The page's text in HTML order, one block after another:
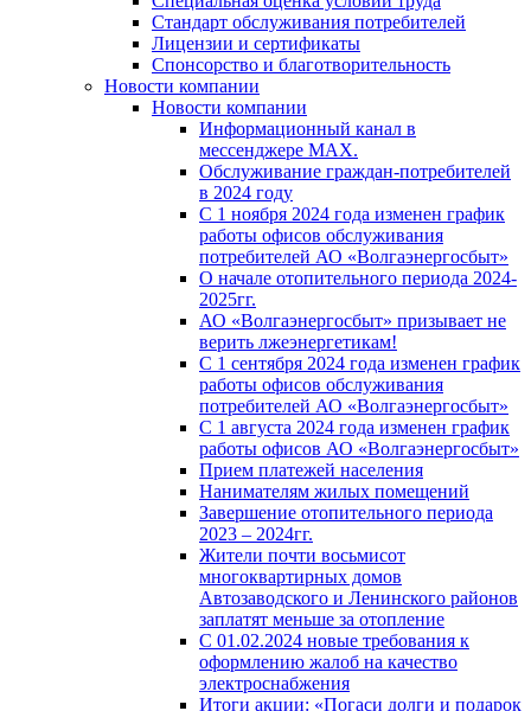
Стандарт обслуживания потребителей
Лицензии и сертификаты
Спонсорство и благотворительность
Новости компании
Новости компании
Информационный канал в
мессенджере MAX.
Обслуживание граждан-потребителей
в 2024 году
С 1 ноября 2024 года изменен график
работы офисов обслуживания
потребителей АО «Волгаэнергосбыт»
О начале отопительного периода 2024-
2025гг.
АО «Волгаэнергосбыт» призывает не
верить лжеэнергетикам!
С 1 сентября 2024 года изменен график
работы офисов обслуживания
потребителей АО «Волгаэнергосбыт»
С 1 августа 2024 года изменен график
работы офисов АО «Волгаэнергосбыт»
Прием платежей населения
Нанимателям жилых помещений
Завершение отопительного периода
2023 – 2024гг.
Жители почти восьмисот
многоквартирных домов
Автозаводского и Ленинского районов
заплатят меньше за отопление
С 01.02.2024 новые требования к
оформлению жалоб на качество
электроснабжения
Итоги акции: «Погаси долги и подарок